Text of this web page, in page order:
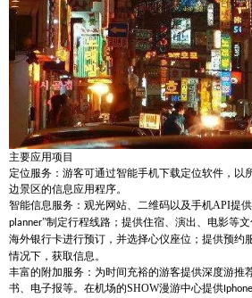
主要应用项目
定位服务：游客可通过智能手机下载定位软件，以
边景区的信息应用程序。
智能信息服务：观光网站、二维码以及手机API提
planner”制定行程线路；提供住宿、演出、电影等
海外银行卡进行预订，并选择心仪座位；提供预约
情况下，获取信息。
丰富的附加服务：为时间充裕的游客提供深度游推
书、电子报等。在机场的SHOW漫游中心提供Iphone